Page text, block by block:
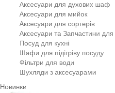
Аксесуари для духових шаф
Аксесуари для мийок
Аксесуари для сортерів
Аксесуари та Запчастини для
Посуд для кухні
Шафи для підігріву посуду
Фільтри для води
Шухляди з аксесуарами
Новинки